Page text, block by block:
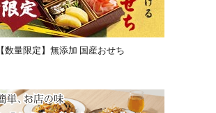
【数量限定】無添加 国産おせち